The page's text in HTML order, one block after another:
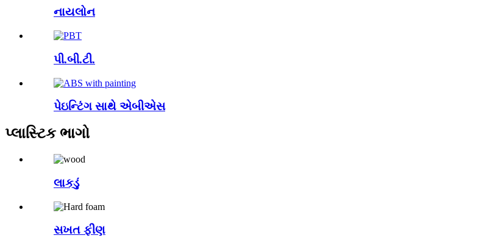
નાયલોન
પી.બી.ટી.
પેઇન્ટિંગ સાથે એબીએસ
પ્લાસ્ટિક ભાગો
લાકડું
સખત ફીણ